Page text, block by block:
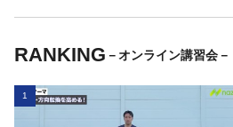
RANKING －オンライン講習会－
1